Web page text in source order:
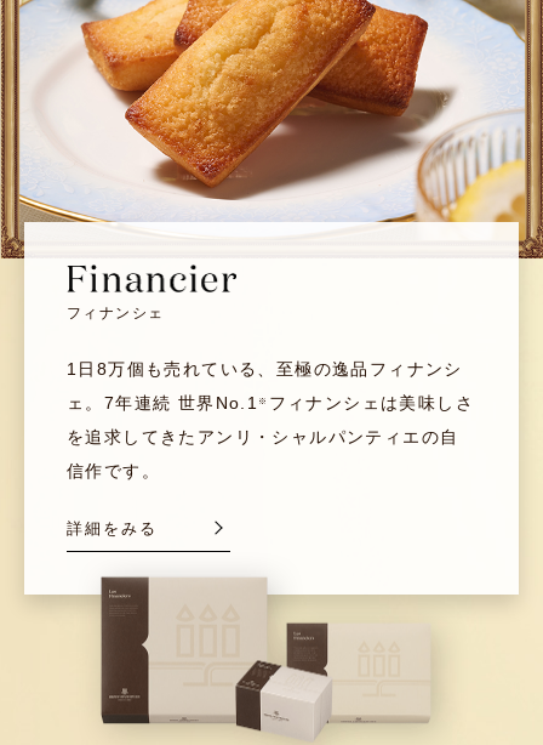
フィナンシェ
1日8万個も売れている、至極の逸品フィナンシ
ェ。 7年連続 世界No.1 ※ フィナンシェは美味しさ
を追求してきたアンリ・シャルパンティエの自
信作です。
詳細をみる